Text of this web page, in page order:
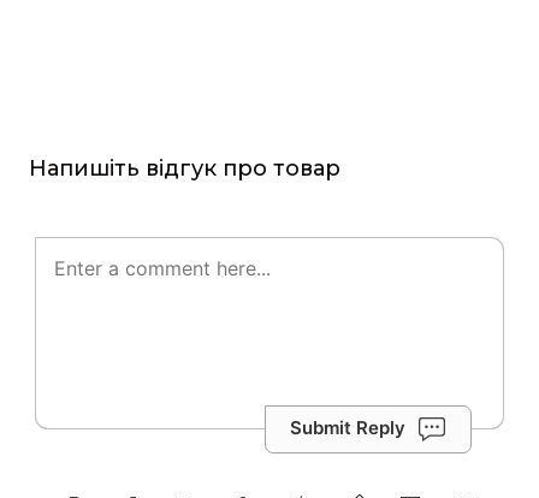
Напишіть відгук про товар
Submit Reply